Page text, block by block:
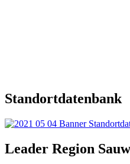
Standortdatenbank
Leader Region